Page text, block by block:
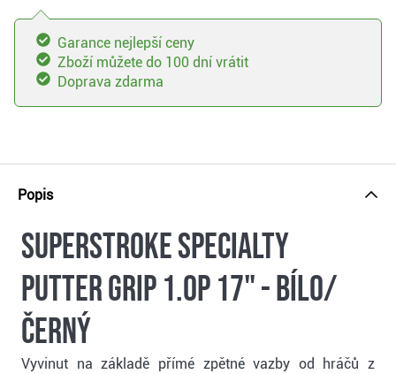
Garance nejlepší ceny
Zboží můžete do 100 dní vrátit
Doprava zdarma
Popis
SuperStroke Specialty
Putter Grip 1.OP 17" - bílo/
černý
Vyvinut na základě přímé zpětné vazby od hráčů z